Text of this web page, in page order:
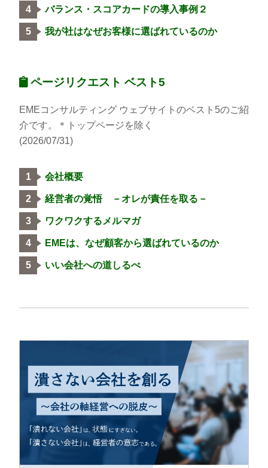
バランス・スコアカードの導入事例２
我が社はなぜお客様に選ばれているのか
ページリクエスト ベスト5
EMEコンサルティング ウェブサイトのベスト5のご紹
介です。＊トップページを除く
(2026/07/31)
会社概要
経営者の覚悟 －オレが責任を取る－
ワクワクするメルマガ
EMEは、なぜ顧客から選ばれているのか
いい会社への道しるべ